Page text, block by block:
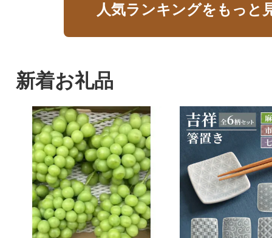
人気ランキングをもっと
新着お礼品